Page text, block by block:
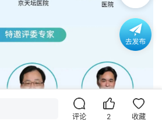
评论 2 收藏